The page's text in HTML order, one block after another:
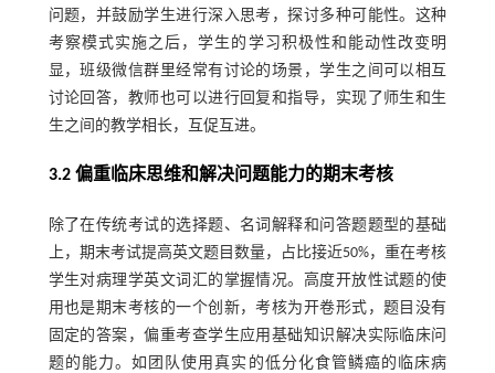
问题，并鼓励学生进行深入思考，探讨多种可能性。这种
考察模式实施之后，学生的学习积极性和能动性改变明
显，班级微信群里经常有讨论的场景，学生之间可以相互
讨论回答，教师也可以进行回复和指导，实现了师生和生
生之间的教学相长，互促互进。
3.2 偏重临床思维和解决问题能力的期末考核
除了在传统考试的选择题、名词解释和问答题题型的基础
上，期末考试提高英文题目数量，占比接近50%，重在考核
学生对病理学英文词汇的掌握情况。高度开放性试题的使
用也是期末考核的一个创新，考核为开卷形式，题目没有
固定的答案，偏重考查学生应用基础知识解决实际临床问
题的能力。如团队使用真实的低分化食管鳞癌的临床病